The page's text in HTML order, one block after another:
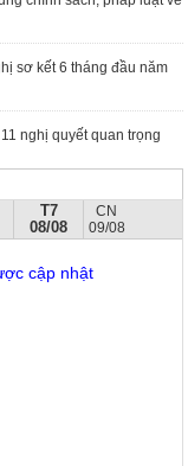
sơ kết 6 tháng đầu năm
nghị quyết quan trọng
T7
08/08
CN
09/08
cập nhật